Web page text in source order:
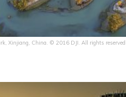
Xinjiang, China. © 2016 DJI. All rights